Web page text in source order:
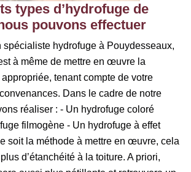
types d’hydrofuge de
pouvons effectuer
spécialiste hydrofuge à Pouydesseaux,
à même de mettre en œuvre la
tenant compte de votre
Dans le cadre de notre
réaliser : - Un hydrofuge coloré
filmogène - Un hydrofuge à effet
soit la méthode à mettre en œuvre, cela
d’étanchéité à la toiture. A priori,